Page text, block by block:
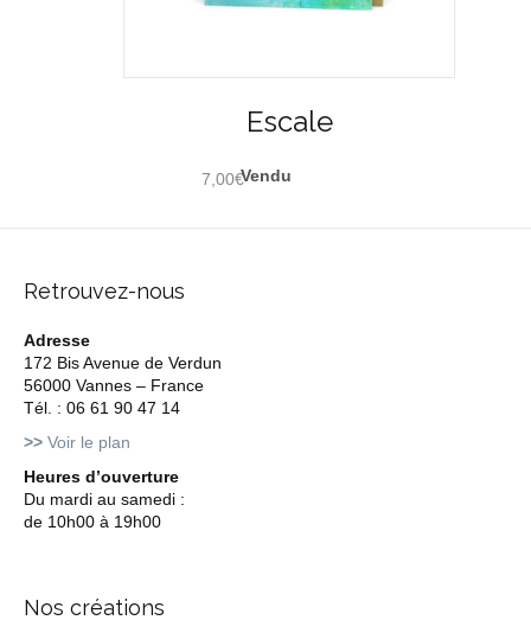
Escale
7,00€
Retrouvez-nous
Adresse
172 Bis Avenue de Verdun
56000 Vannes – France
Tél. : 06 61 90 47 14
>> Voir le plan
Heures d’ouverture
Du mardi au samedi :
de 10h00 à 19h00
Nos créations